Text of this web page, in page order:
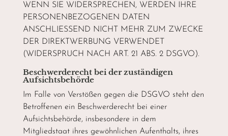
WENN SIE WIDERSPRECHEN, WERDEN IHRE
PERSONENBEZOGENEN DATEN
ANSCHLIESSEND NICHT MEHR ZUM ZWECKE
DER DIREKTWERBUNG VERWENDET
(WIDERSPRUCH NACH ART. 21 ABS. 2 DSGVO).
Beschwerde­recht bei der zuständigen
Aufsichts­behörde
Im Falle von Verstößen gegen die DSGVO steht den
Betroffenen ein Beschwerderecht bei einer
Aufsichtsbehörde, insbesondere in dem
Mitgliedstaat ihres gewöhnlichen Aufenthalts, ihres